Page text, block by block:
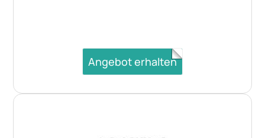
Angebot erhalten